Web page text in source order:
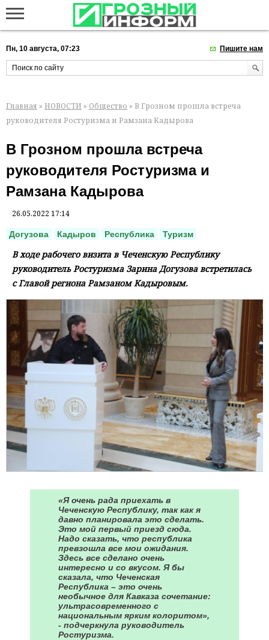
Пн, 10 августа, 07:23 Пишите нам
Главная » НОВОСТИ » Общество » В Грозном прошла встреча
руководителя Ростуризма и Рамзана Кадырова
В Грозном прошла встреча
руководителя Ростуризма и
Рамзана Кадырова
26.05.2022 17:14
Догузова Кадыров Республика Туризм
В ходе рабочего визита в Чеченскую Республику
руководитель Ростуризма Зарина Догузова встретилась
с Главой региона Рамзаном Кадыровым.
«Я очень рада приехать в
Чеченскую Республику, так как я
давно планировала это сделать.
Это мой первый приезд сюда.
Надо сказать, что республика
превзошла все мои ожидания.
Здесь все сделано очень
интересно и со вкусом. Я бы
сказала, что Чеченская
Республика – это очень
необычное для Кавказа сочетание:
ультрасовременного с
национальным ярким колоритом»,
- подчеркнула руководитель
Ростуризма.